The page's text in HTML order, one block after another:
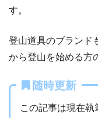
す。
登山道具のブランド
から登山を始める方
随時更新
この記事は現在